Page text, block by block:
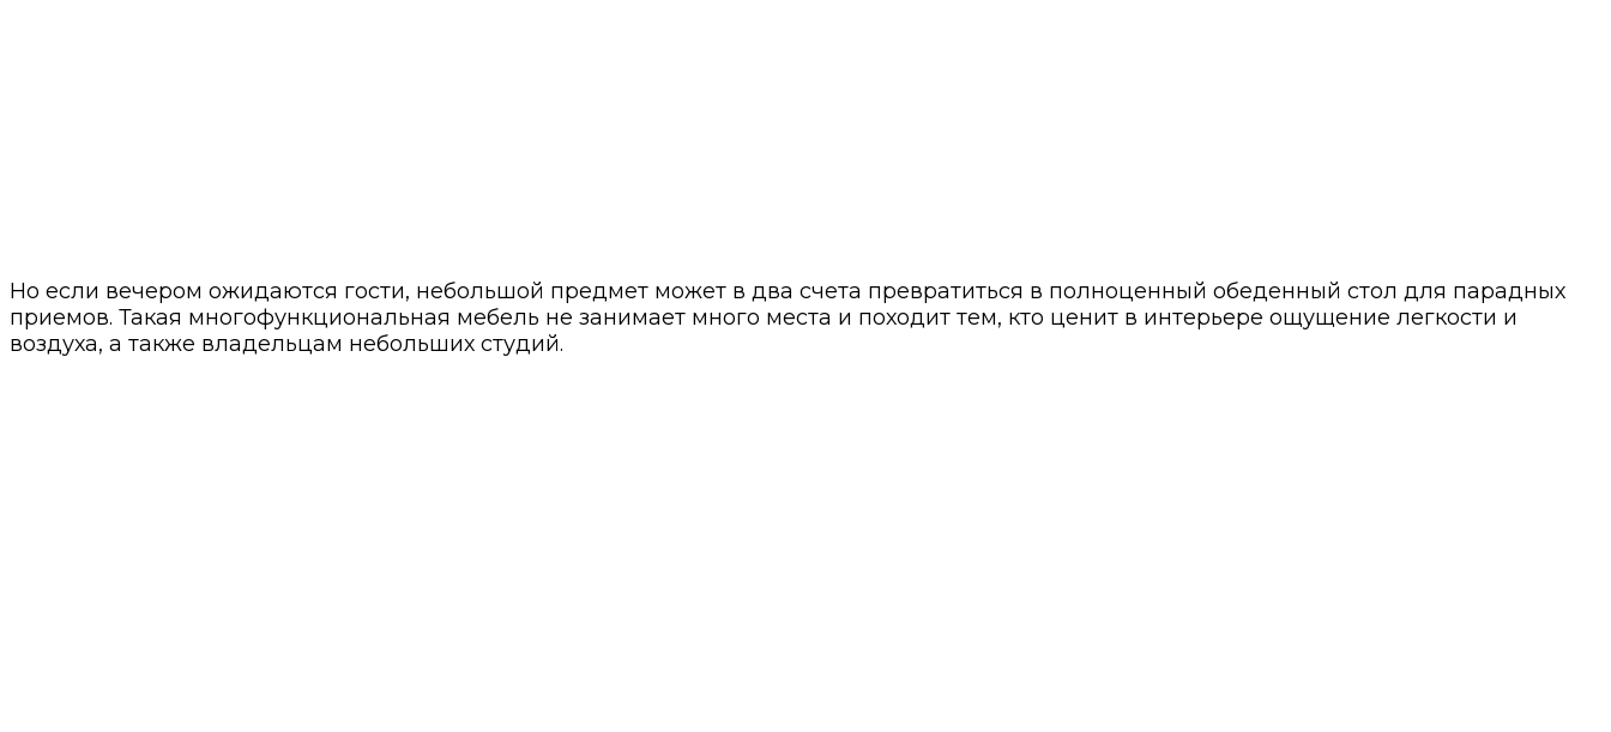
Но если вечером ожидаются гости, небольшой предмет может в два счета превратиться в полноценный обеденный стол для парадных
приемов. Такая многофункциональная мебель не занимает много места и походит тем, кто ценит в интерьере ощущение легкости и
воздуха, а также владельцам небольших студий.